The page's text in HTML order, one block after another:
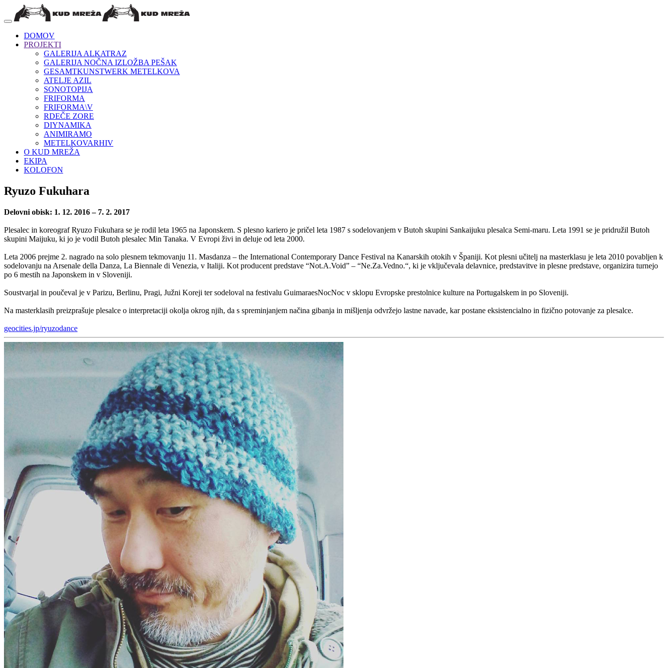
DOMOV
PROJEKTI
GALERIJA ALKATRAZ
GALERIJA NOČNA IZLOŽBA PEŠAK
GESAMTKUNSTWERK METELKOVA
ATELJE AZIL
SONOTOPIJA
FRIFORMA
FRIFORMA\V
RDEČE ZORE
DIYNAMIKA
ANIMIRAMO
METELKOVARHIV
O KUD MREŽA
EKIPA
KOLOFON
Ryuzo Fukuhara
Delovni obisk: 1. 12. 2016 – 7. 2. 2017
Plesalec in koreograf Ryuzo Fukuhara se je rodil leta 1965 na Japonskem. S plesno kariero je pričel leta 1987 s sodelovanjem v Butoh skupini Sankaijuku plesalca Semi-maru. Leta 1991 se je pridružil Butoh
skupini Maijuku, ki jo je vodil Butoh plesalec Min Tanaka. V Evropi živi in deluje od leta 2000.
Leta 2006 prejme 2. nagrado na solo plesnem tekmovanju 11. Masdanza – the International Contemporary Dance Festival na Kanarskih otokih v Španiji. Kot plesni učitelj na masterklasu je leta 2010 povabljen k
sodelovanju na Arsenale della Danza, La Biennale di Venezia, v Italiji. Kot producent predstave “Not.A.Void” – “Ne.Za.Vedno.“, ki je vključevala delavnice, predstavitve in plesne predstave, organizira turnejo
po 6 mestih na Japonskem in v Sloveniji.
Soustvarjal in poučeval je v Parizu, Berlinu, Pragi, Južni Koreji ter sodeloval na festivalu GuimaraesNocNoc v sklopu Evropske prestolnice kulture na Portugalskem in po Sloveniji.
Na masterklasih preizprašuje plesalce o interpretaciji okolja okrog njih, da s spreminjanjem načina gibanja in mišljenja odvržejo lastne navade, kar postane eksistencialno in fizično potovanje za plesalce.
geocities.jp/ryuzodance